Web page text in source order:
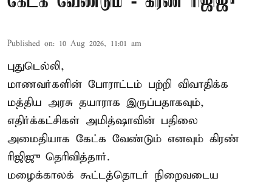
Published on: 10 Aug 2026, 11:01 am
புதுடெல்லி,
மாணவர்களின் போராட்டம் பற்றி விவாதிக்க
மத்திய அரசு தயாராக இருப்பதாகவும்,
எதிர்க்கட்சிகள் அமித்ஷாவின் பதிலை
அமைதியாக கேட்க வேண்டும் எனவும் கிரண்
ரிஜிஜு தெரிவித்தார்.
மழைக்காலக் கூட்டத்தொடர் நிறைவடைய